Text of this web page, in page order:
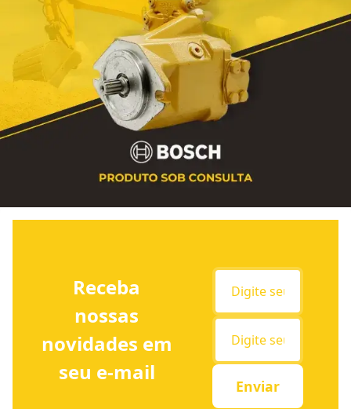
Receba
nossas
novidades em
seu e-mail